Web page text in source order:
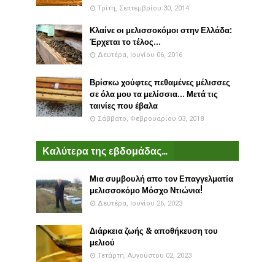
Τρίτη, Σεπτεμβρίου 30, 2014
Κλαίνε οι μελισσοκόμοι στην Ελλάδα:
Έρχεται το τέλος...
Δευτέρα, Ιουνίου 06, 2016
Βρίσκω χούφτες πεθαμένες μέλισσες
σε όλα μου τα μελίσσια... Μετά τις
ταινίες που έβαλα
Σάββατο, Φεβρουαρίου 03, 2018
Καλύτερα της εβδομάδας...
Μια συμβουλή απο τον Επαγγελματία
μελισσοκόμο Μόσχο Ντιώνια!
Δευτέρα, Ιουνίου 26, 2023
Διάρκεια ζωής & αποθήκευση του
μελιού
Τετάρτη, Αυγούστου 02, 2023